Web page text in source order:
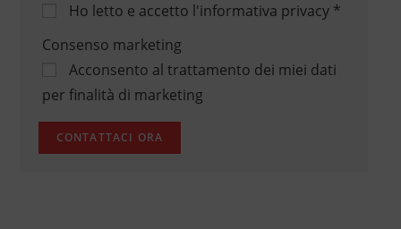
Ho letto e accetto l'informativa privacy*
Consenso marketing
Acconsento al trattamento dei miei dati
per finalità di marketing